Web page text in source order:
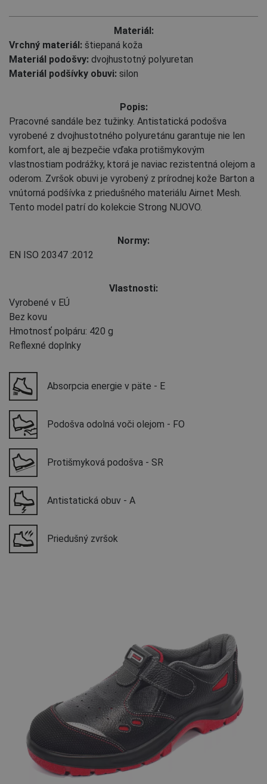
Materiál:
Vrchný materiál: štiepaná koža
Materiál podošvy: dvojhustotný polyuretan
Materiál podšívky obuvi: silon
Popis:
Pracovné sandále bez tužinky. Antistatická podošva
vyrobené z dvojhustotného polyuretánu garantuje nie len
komfort, ale aj bezpečie vďaka protišmykovým
vlastnostiam podrážky, ktorá je naviac rezistentná olejom a
oderom. Zvršok obuvi je vyrobený z prírodnej kože Barton a
vnútorná podšívka z priedušného materiálu Airnet Mesh.
Tento model patrí do kolekcie Strong NUOVO.
Normy:
EN ISO 20347 :2012
Vlastnosti:
Vyrobené v EÚ
Bez kovu
Hmotnosť polpáru: 420 g
Reflexné doplnky
Absorpcia energie v päte - E
Podošva odolná voči olejom - FO
Protišmyková podošva - SR
Antistatická obuv - A
Priedušný zvršok